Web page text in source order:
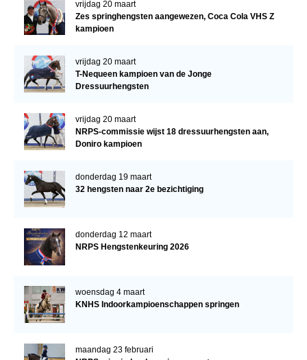
vrijdag 20 maart
Zes springhengsten aangewezen, Coca Cola VHS Z
kampioen
vrijdag 20 maart
T-Nequeen kampioen van de Jonge
Dressuurhengsten
vrijdag 20 maart
NRPS-commissie wijst 18 dressuurhengsten aan,
Doniro kampioen
donderdag 19 maart
32 hengsten naar 2e bezichtiging
donderdag 12 maart
NRPS Hengstenkeuring 2026
woensdag 4 maart
KNHS Indoorkampioenschappen springen
maandag 23 februari